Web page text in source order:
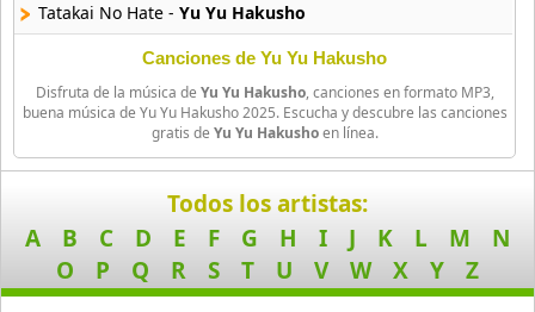
Angel Beats
39 músicas online
Angel Heart
36 músicas online
Angel Sanctuary
Angelic Layer
3 músicas online
Tatakai No Hate - Yu Yu Hakusho
Ashita Ni Mukatte -Yu Yu Hakusho
Homework Ga Owaranai -Yu Yu Hakusho
Yu Yu Hakusho
Yuusukes Poweru - Yu Yu Hakusho
Canciones de Yu Yu Hakusho
Disfruta de la música de Yu Yu Hakusho, canciones en formato MP3,
buena música de Yu Yu Hakusho 2025. Escucha y descubre las canciones
gratis de Yu Yu Hakushoen línea.
Todos los artistas:
A
B C D E F G H I J K L M
N
O
P Q R S T U V W X Y Z